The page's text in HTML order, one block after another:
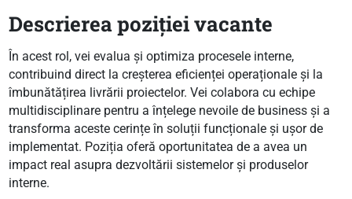
Descrierea poziției vacante
În acest rol, vei evalua și optimiza procesele interne,
contribuind direct la creșterea eficienței operaționale și la
îmbunătățirea livrării proiectelor. Vei colabora cu echipe
multidisciplinare pentru a înțelege nevoile de business și a
transforma aceste cerințe în soluții funcționale și ușor de
implementat. Poziția oferă oportunitatea de a avea un
impact real asupra dezvoltării sistemelor și produselor
interne.